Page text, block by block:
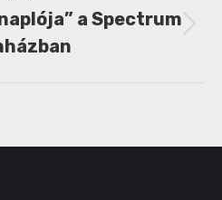
Next
post:
a Spectrum